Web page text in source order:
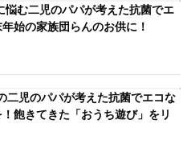
悩む二児のパパが考えた抗菌でエ
始の家族団らんのお供に！
二児のパパが考えた抗菌でエコな
飽きてきた「おうち遊び」をリ